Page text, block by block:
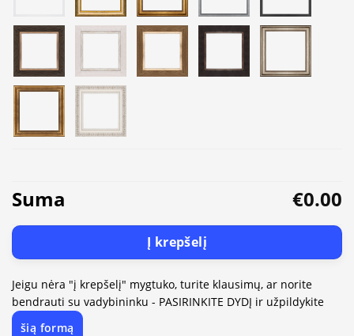
Suma €0.00
Į krepšelį
Jeigu nėra "į krepšelį" mygtuko, turite klausimų, ar norite
bendrauti su vadybininku - PASIRINKITE DYDĮ ir užpildykite
šią formą